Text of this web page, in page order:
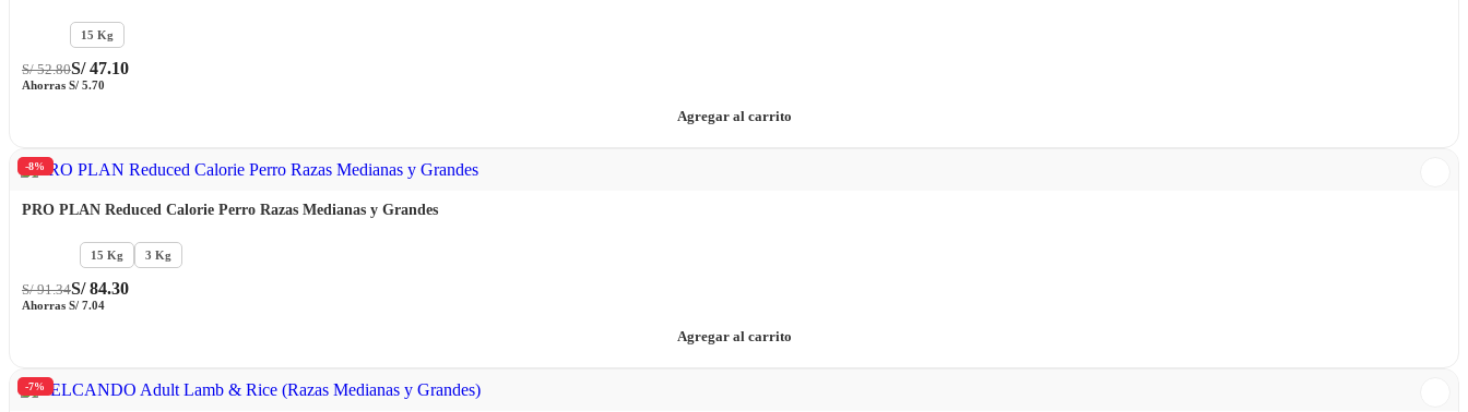
15 Kg
S/52.80S/47.10
Ahorras S/ 5.70
Agregar al carrito
-8%
PRO PLAN Reduced Calorie Perro Razas Medianas y Grandes
15 Kg 3 Kg
S/91.34S/84.30
Ahorras S/ 7.04
Agregar al carrito
-7%